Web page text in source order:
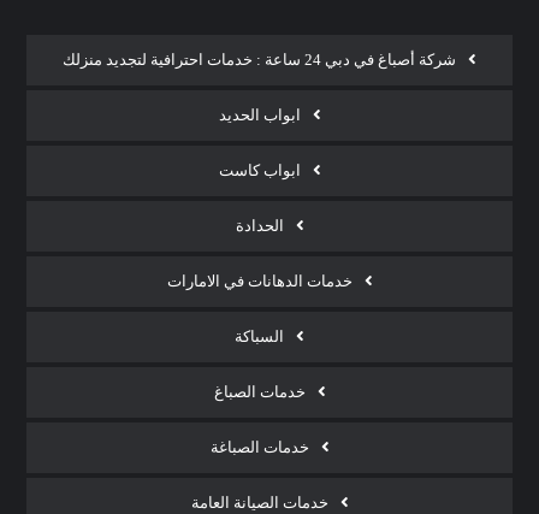
شركة أصباغ في دبي 24 ساعة : خدمات احترافية لتجديد منزلك
ابواب الحديد
ابواب كاست
الحدادة
خدمات الدهانات في الامارات
السباكة
خدمات الصباغ
خدمات الصباغة
خدمات الصيانة العامة